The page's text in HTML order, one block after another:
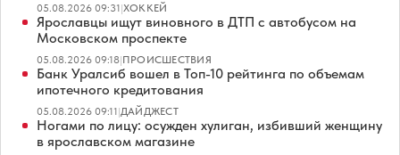
05.08.2026 09:31|ХОККЕЙ
Ярославцы ищут виновного в ДТП с автобусом на
Московском проспекте
05.08.2026 09:18|ПРОИСШЕСТВИЯ
Банк Уралсиб вошел в Топ-10 рейтинга по объемам
ипотечного кредитования
05.08.2026 09:11|ДАЙДЖЕСТ
Ногами по лицу: осужден хулиган, избивший женщину
в ярославском магазине